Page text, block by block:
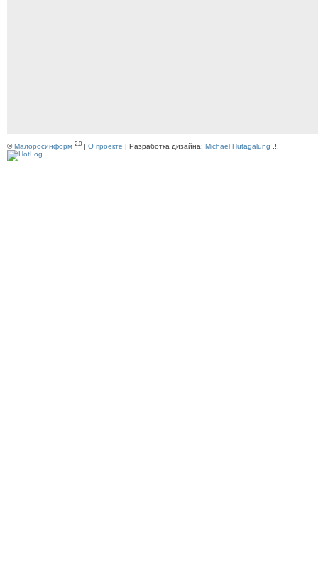
©Малоросинформ 2.0 | О проекте | Разработка дизайна: Michael Hutagalung .!.